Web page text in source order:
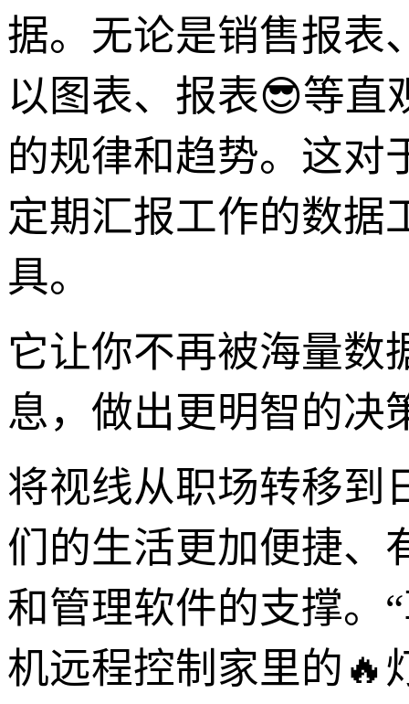
据。无论是销售报表
以图表、报表😎等直
的规律和趋势。这对
定期汇报工作的数据
具。
它让你不再被海量数
息，做出更明智的决
将视线从职场转移到
们的生活更加便捷、
和管理软件的支撑。
机远程控制家里的🔥